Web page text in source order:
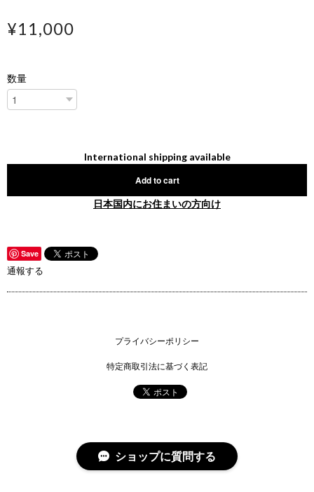
¥11,000
数量
International shipping available
Add to cart
日本国内にお住まいの方向け
Save
通報する
プライバシーポリシー
特定商取引法に基づく表記
ショップに質問する